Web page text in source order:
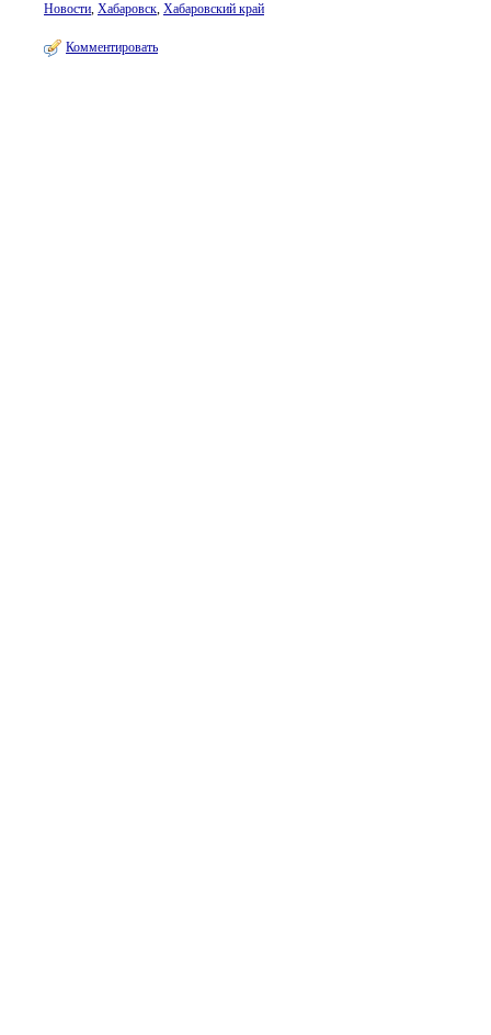
Новости, Хабаровск, Хабаровский край
Комментировать